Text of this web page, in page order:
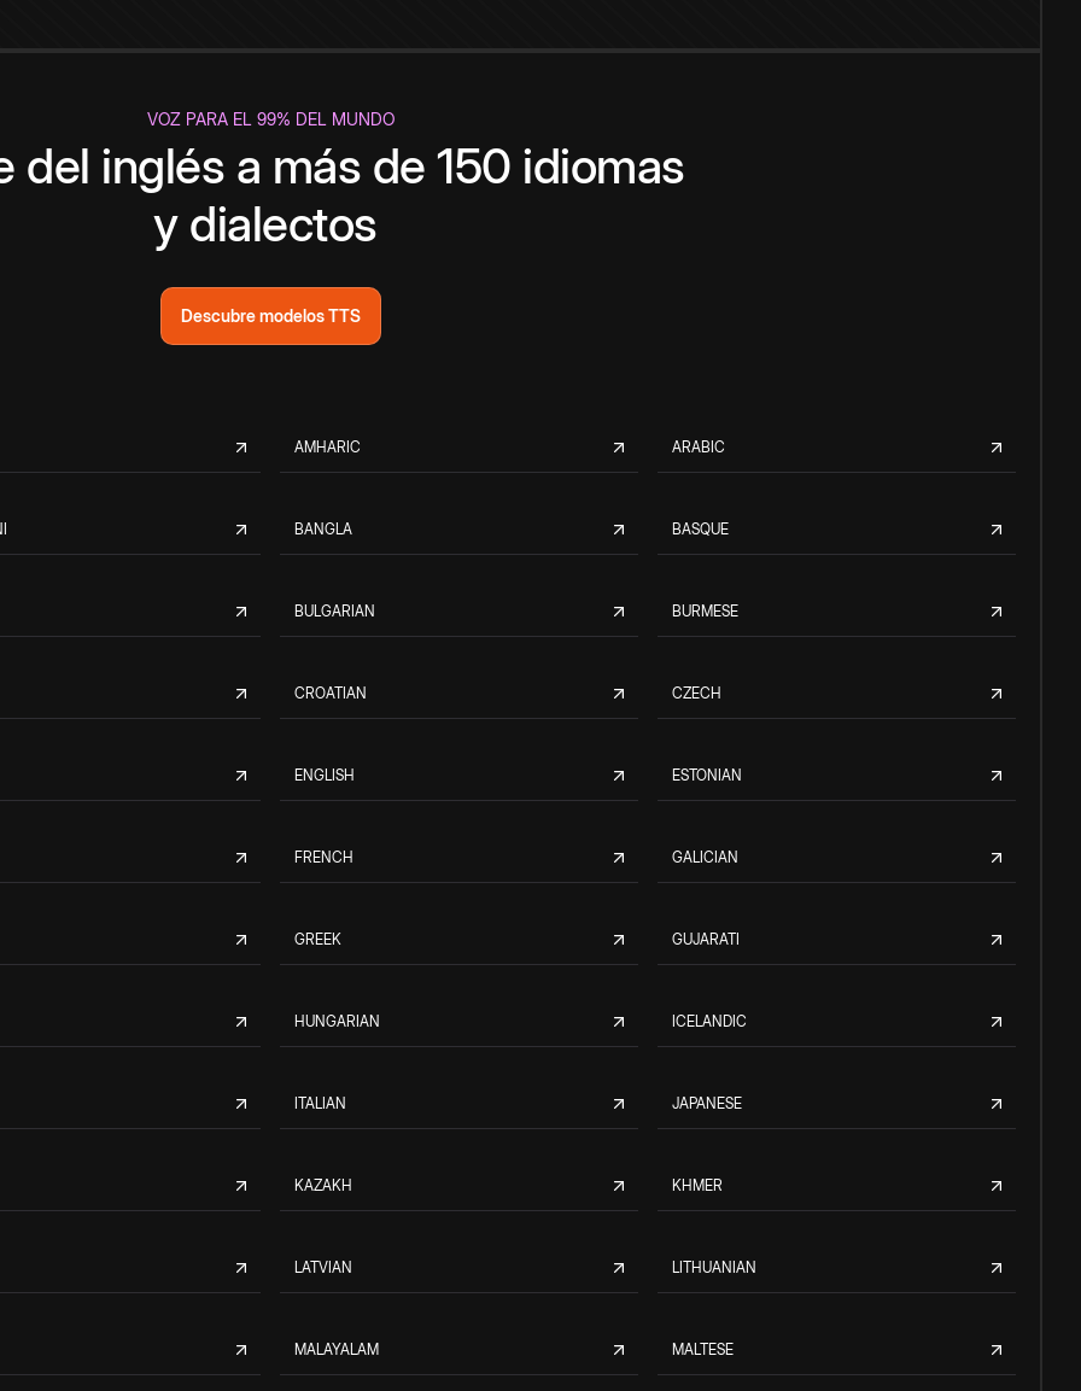
VOZ PARA EL 99% DEL MUNDO
del inglés a más de 150 idiomas
y dialectos
Descubre modelos TTS
AMHARIC ARABIC
BANGLA BASQUE
BULGARIAN BURMESE
CROATIAN CZECH
ENGLISH ESTONIAN
FRENCH GALICIAN
GREEK GUJARATI
HUNGARIAN ICELANDIC
ITALIAN JAPANESE
KAZAKH KHMER
LATVIAN LITHUANIAN
MALAYALAM MALTESE